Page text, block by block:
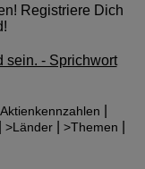
Registriere Dich
sein. - Sprichwort
>Länder >Themen